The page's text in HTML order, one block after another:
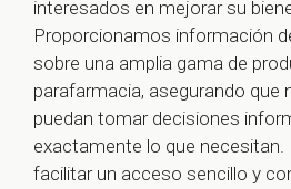
interesados en mejorar su
Proporcionamos información
sobre una amplia gama de
parafarmacia, asegurando que
puedan tomar decisiones
exactamente lo que
facilitar un acceso sencillo y